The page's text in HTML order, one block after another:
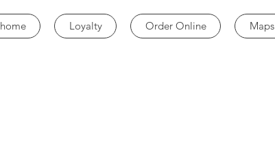
home Loyalty Order Online Maps